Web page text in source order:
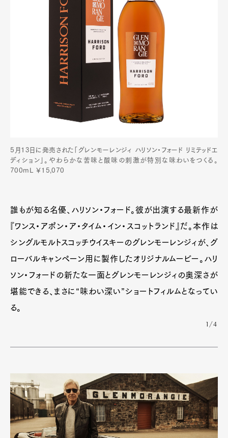
5月13日に発売された「グレンモーレンジィ ハリソン・フォード リミテッドエ
ディション」。やわらかな苦味と酸味の刺激が特別な味わいをつくる。
700mL ￥15,070
誰もが知る名優、ハリソン・フォード。彼が出演する最新作が
『ワンス・アポン・ア・タイム・イン・スコットランド』だ。本作は
シングルモルトスコッチウイスキーのグレンモーレンジィが、グ
ローバルキャンペーン用に製作したオリジナルムービー。ハリ
ソン・フォードの新たな一面とグレンモーレンジィの奥深さが
堪能できる、まさに“味わい深い”ショートフィルムとなってい
る。
1/4